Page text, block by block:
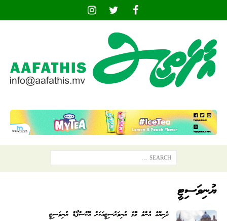
ޔުނިވަސިޓީ
ދުނިޔޭގެ އެންމެ މޮޅު ޔުނިވަރުސިޓީއަކަށް އޮކްސްފޯޑް ޔުނިވަސިޓީ